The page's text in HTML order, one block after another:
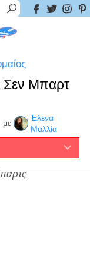
Σεν Μπαρτ
με
Έλενα
Μαλλία